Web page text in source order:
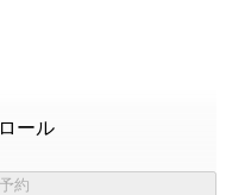
ール
約